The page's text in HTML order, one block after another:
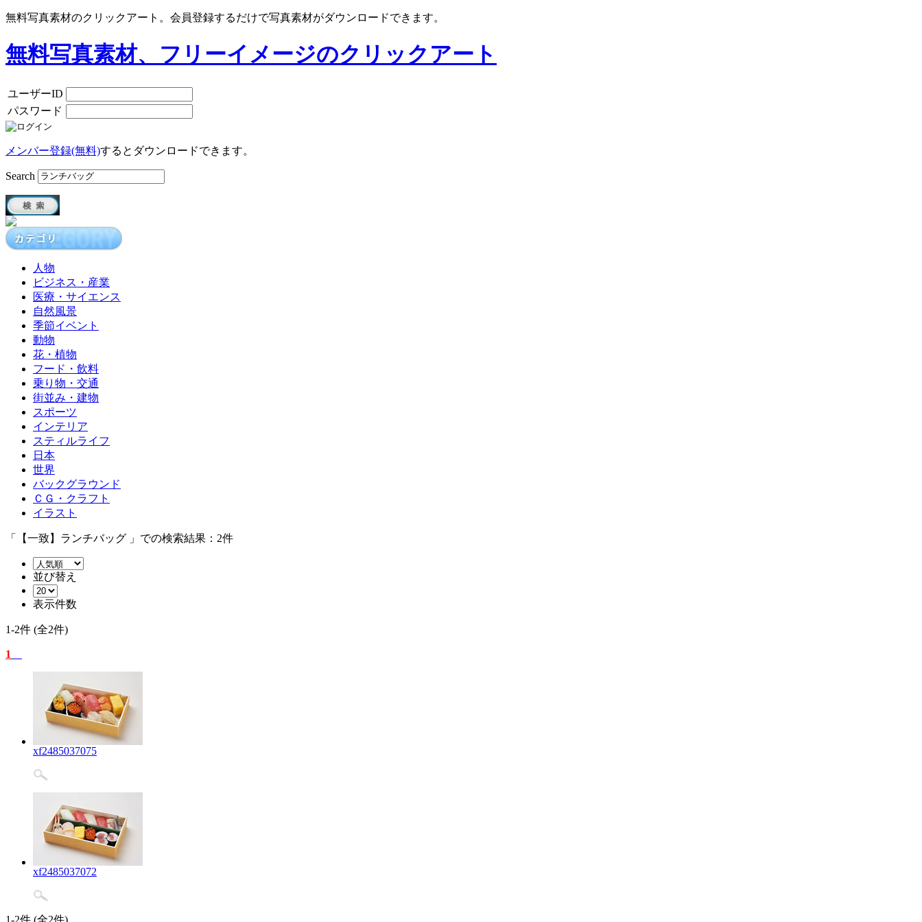
無料写真素材のクリックアート。会員登録するだけで写真素材がダウンロードできます。
無料写真素材、フリーイメージのクリックアート
ユーザーID
パスワード
メンバー登録(無料)するとダウンロードできます。
Search
人物
ビジネス・産業
医療・サイエンス
自然風景
季節イベント
動物
花・植物
フード・飲料
乗り物・交通
街並み・建物
スポーツ
インテリア
スティルライフ
日本
世界
バックグラウンド
ＣＧ・クラフト
イラスト
「【一致】ランチバッグ 」での検索結果：2件
並び替え
表示件数
1-2件 (全2件)
1
xf2485037075
xf2485037072
1-2件 (全2件)